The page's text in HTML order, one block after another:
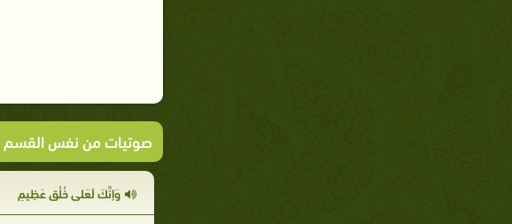
صوتيات من نفس القسم
وَإِنَّكَ لَعَلى خُلُقٍ عَظِيمٍ